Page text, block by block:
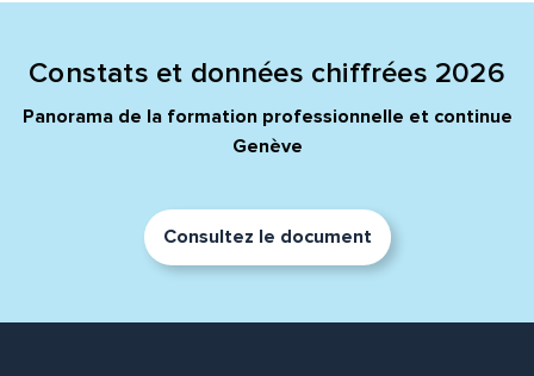
Constats et données chiffrées 2026
Panorama de la formation professionnelle et continue
Genève
Consultez le document
Prénom et nom*
Commentaire*